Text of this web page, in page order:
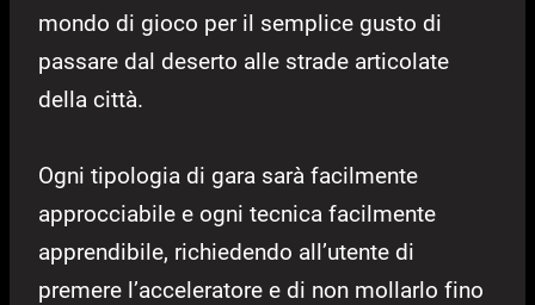
mondo di gioco per il semplice gusto di
passare dal deserto alle strade articolate
della città.
Ogni tipologia di gara sarà facilmente
approcciabile e ogni tecnica facilmente
apprendibile, richiedendo all’utente di
premere l’acceleratore e di non mollarlo fino